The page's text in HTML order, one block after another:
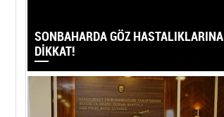
SONBAHARDA GÖZ HASTALIKLARINA
DİKKAT!